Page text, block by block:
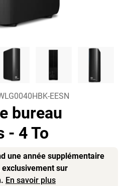
EESN
bureau
- 4 To
une année supplémentaire
sur
En savoir plus